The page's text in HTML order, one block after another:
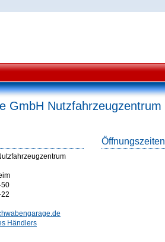
GmbH Nutzfahrzeugzentrum
50
Händlers
Öffnungszeiten